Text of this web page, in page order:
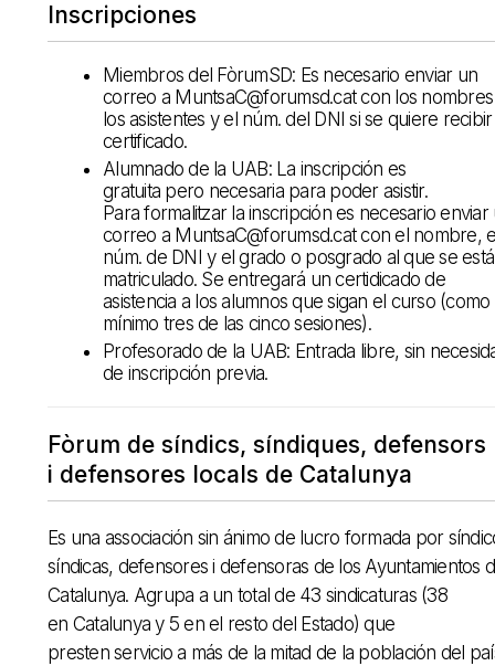
Inscripciones
Miembros del FòrumSD: Es necesario enviar un
correo a MuntsaC@forumsd.cat con los
los asistentes y el núm. del DNI si se quiere
certificado.
Alumnado de la UAB: La inscripción es
gratuita pero necesaria para poder asistir.
Para formalitzar la inscripción es necesario enviar
correo a MuntsaC@forumsd.cat con el nombre,
núm. de DNI y el grado o posgrado al que se está
matriculado. Se entregará un certidicado de
asistencia a los alumnos que sigan el curso (como
mínimo tres de las cinco sesiones).
Profesorado de la UAB: Entrada libre, sin
de inscripción previa.
Fòrum de síndics, síndiques, defensors
i defensores locals de Catalunya
Es una associación sin ánimo de lucro formada por
síndicas, defensores i defensoras de los Ayuntamientos
Catalunya. Agrupa a un total de 43 sindicaturas (38
en Catalunya y 5 en el resto del Estado) que
presten servicio a más de la mitad de la población del